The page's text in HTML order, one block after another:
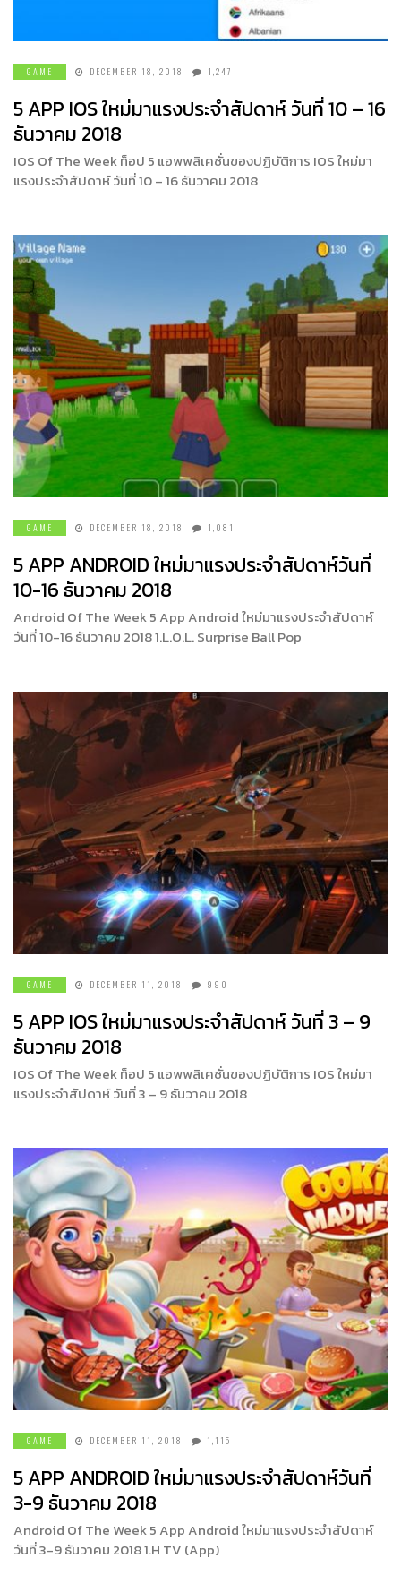
GAME DECEMBER 18, 2018 1,247
5 APP IOS ใหม่มาแรงประจำสัปดาห์ วันที่ 10 – 16
ธันวาคม 2018
IOS Of The Week ท็อป 5 แอพพลิเคชั่นของปฏิบัติการ IOS ใหม่มา
แรงประจำสัปดาห์ วันที่ 10 – 16 ธันวาคม 2018
GAME DECEMBER 18, 2018 1,081
5 APP ANDROID ใหม่มาแรงประจำสัปดาห์วันที่
10-16 ธันวาคม 2018
Android Of The Week 5 App Android ใหม่มาแรงประจำสัปดาห์
วันที่ 10-16 ธันวาคม 2018 1.L.O.L. Surprise Ball Pop
GAME DECEMBER 11, 2018 990
5 APP IOS ใหม่มาแรงประจำสัปดาห์ วันที่ 3 – 9
ธันวาคม 2018
IOS Of The Week ท็อป 5 แอพพลิเคชั่นของปฏิบัติการ IOS ใหม่มา
แรงประจำสัปดาห์ วันที่ 3 – 9 ธันวาคม 2018
GAME DECEMBER 11, 2018 1,115
5 APP ANDROID ใหม่มาแรงประจำสัปดาห์วันที่
3-9 ธันวาคม 2018
Android Of The Week 5 App Android ใหม่มาแรงประจำสัปดาห์
วันที่ 3-9 ธันวาคม 2018 1.H TV (App)